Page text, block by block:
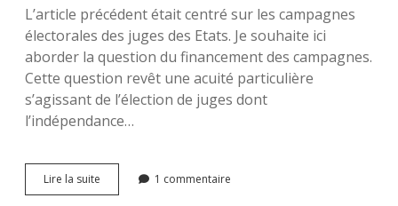
L’article précédent était centré sur les campagnes
électorales des juges des Etats. Je souhaite ici
aborder la question du financement des campagnes.
Cette question revêt une acuité particulière
s’agissant de l’élection de juges dont
l’indépendance…
Lire la suite L’élection
des
1 commentaire